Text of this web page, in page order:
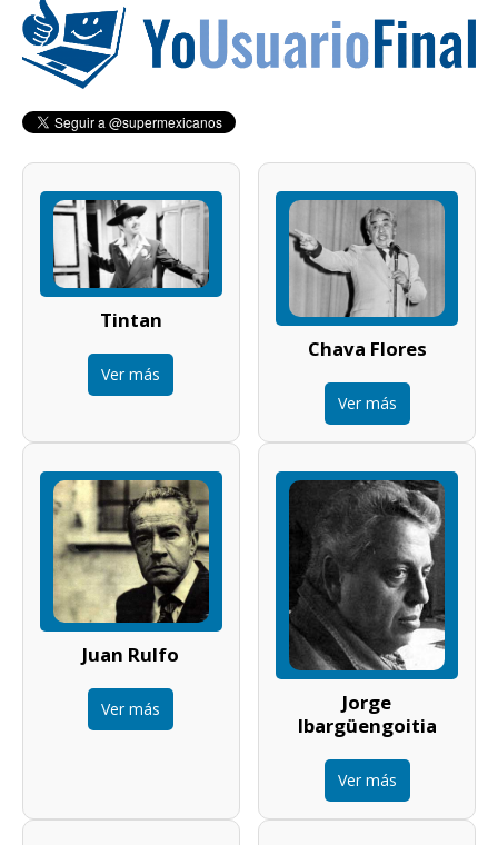
Tintan
Ver más
Chava Flores
Ver más
Juan Rulfo
Ver más
Jorge
Ibargüengoitia
Ver más